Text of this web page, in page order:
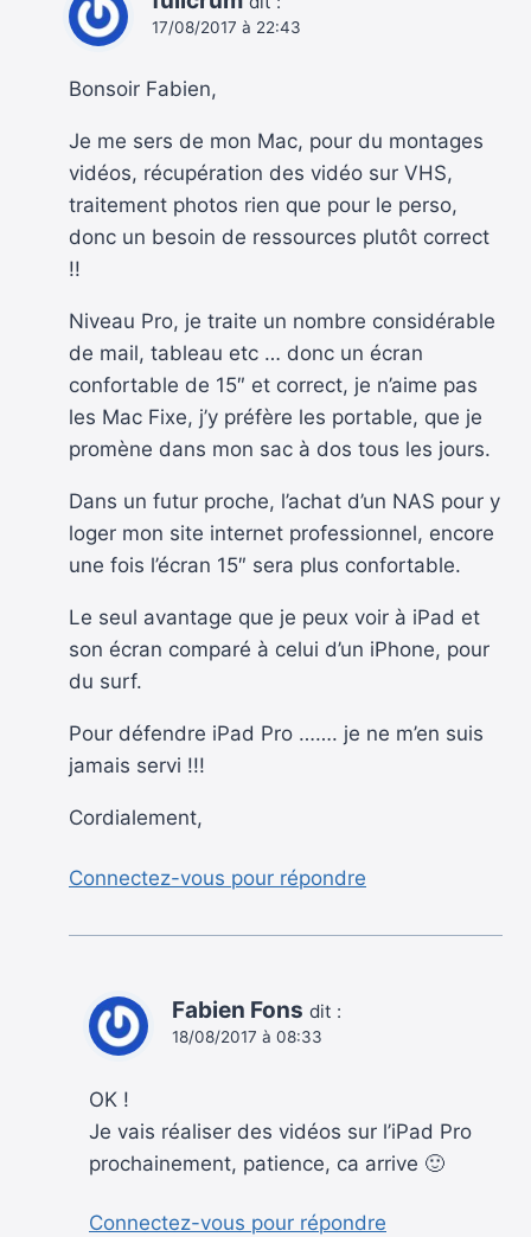
17/08/2017 à 22:43
Bonsoir Fabien,
Je me sers de mon Mac, pour du montages
vidéos, récupération des vidéo sur VHS,
traitement photos rien que pour le perso,
donc un besoin de ressources plutôt correct
!!
Niveau Pro, je traite un nombre considérable
de mail, tableau etc … donc un écran
confortable de 15″ et correct, je n’aime pas
les Mac Fixe, j’y préfère les portable, que je
promène dans mon sac à dos tous les jours.
Dans un futur proche, l’achat d’un NAS pour y
loger mon site internet professionnel, encore
une fois l’écran 15″ sera plus confortable.
Le seul avantage que je peux voir à iPad et
son écran comparé à celui d’un iPhone, pour
du surf.
Pour défendre iPad Pro ……. je ne m’en suis
jamais servi !!!
Cordialement,
Connectez-vous pour répondre
Fabien Fons dit :
18/08/2017 à 08:33
OK !
Je vais réaliser des vidéos sur l’iPad Pro
prochainement, patience, ca arrive 🙂
Connectez-vous pour répondre